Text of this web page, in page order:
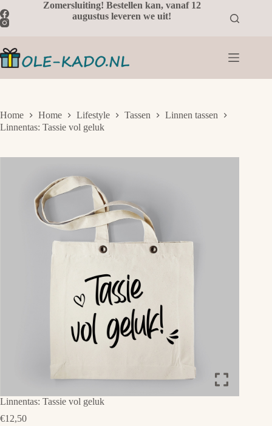
naar
de
Zomersluiting! Bestellen kan, vanaf 12
augustus leveren we uit!
Home Home Lifestyle Tassen
Linnen tassen
Linnentas: Tassie vol geluk
Linnentas: Tassie vol geluk
€12,50